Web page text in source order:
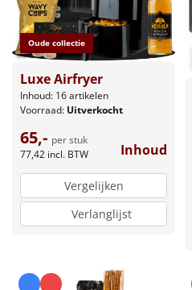
Oude collectie
Luxe Airfryer
Inhoud: 16 artikelen
Voorraad: Uitverkocht
65,- per stuk
77,42 incl. BTW Inhoud
Vergelijken
Verlanglijst